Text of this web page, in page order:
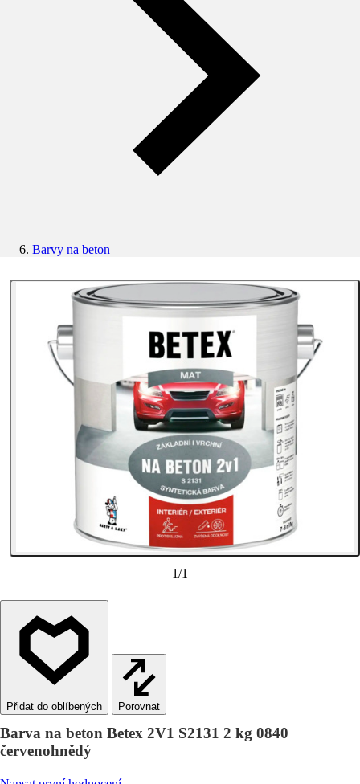
Barvy na beton
1/1
Porovnat
Barva na beton Betex 2V1 S2131 2 kg 0840
červenohnědý